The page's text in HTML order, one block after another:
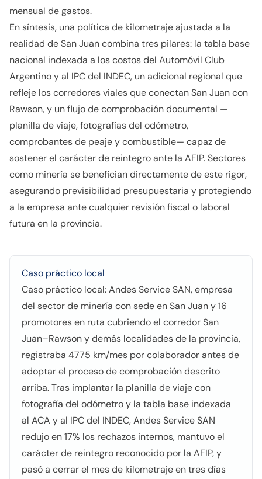
mensual de gastos.
En síntesis, una política de kilometraje ajustada a la
realidad de San Juan combina tres pilares: la tabla base
nacional indexada a los costos del Automóvil Club
Argentino y al IPC del INDEC, un adicional regional que
refleje los corredores viales que conectan San Juan con
Rawson, y un flujo de comprobación documental —
planilla de viaje, fotografías del odómetro,
comprobantes de peaje y combustible— capaz de
sostener el carácter de reintegro ante la AFIP. Sectores
como minería se benefician directamente de este rigor,
asegurando previsibilidad presupuestaria y protegiendo
a la empresa ante cualquier revisión fiscal o laboral
futura en la provincia.
Caso práctico local
Caso práctico local: Andes Service SAN, empresa
del sector de minería con sede en San Juan y 16
promotores en ruta cubriendo el corredor San
Juan–Rawson y demás localidades de la provincia,
registraba 4775 km/mes por colaborador antes de
adoptar el proceso de comprobación descrito
arriba. Tras implantar la planilla de viaje con
fotografía del odómetro y la tabla base indexada
al ACA y al IPC del INDEC, Andes Service SAN
redujo en 17% los rechazos internos, mantuvo el
carácter de reintegro reconocido por la AFIP, y
pasó a cerrar el mes de kilometraje en tres días